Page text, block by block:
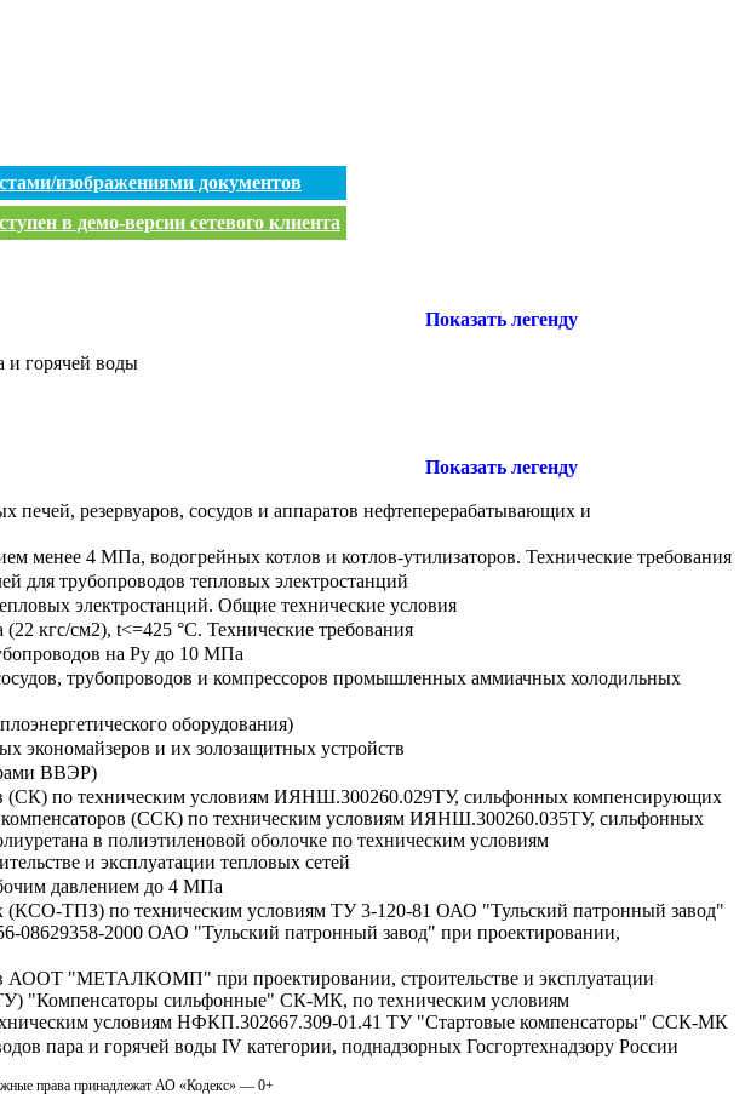
изображениями документов
в демо-версии сетевого клиента
Показать легенду
и горячей воды
Показать легенду
печей, резервуаров, сосудов и аппаратов нефтеперерабатывающих и
менее 4 МПа, водогрейных котлов и котлов-утилизаторов. Технические требования
для трубопроводов тепловых электростанций
электростанций. Общие технические условия
кгс/см2), t<=425 °C. Технические требования
на Ру до 10 МПа
трубопроводов и компрессоров промышленных аммиачных холодильных
оборудования)
экономайзеров и их золозащитных устройств
ВВЭР)
(СК) по техническим условиям ИЯНШ.300260.029ТУ, сильфонных компенсирующих
(ССК) по техническим условиям ИЯНШ.300260.035ТУ, сильфонных
в полиэтиленовой оболочке по техническим условиям
и эксплуатации тепловых сетей
давлением до 4 МПа
ТПЗ) по техническим условиям ТУ 3-120-81 ОАО "Тульский патронный завод"
08629358-2000 ОАО "Тульский патронный завод" при проектировании,
АООТ "МЕТАЛКОМП" при проектировании, строительстве и эксплуатации
"Компенсаторы сильфонные" СК-МК, по техническим условиям
условиям НФКП.302667.309-01.41 ТУ "Стартовые компенсаторы" ССК-МК
пара и горячей воды IV категории, поднадзорных Госгортехнадзору России
права принадлежат АО «Кодекс» — 0+